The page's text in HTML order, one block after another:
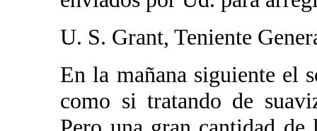
U. S. Grant, Teniente
En la mañana siguiente el
como si tratando de